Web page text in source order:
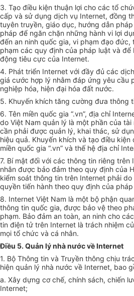
3. Tạo điều kiện thuận lợi cho các tổ
cấp và sử dụng dịch vụ Internet, đồng
tuyên truyền, giáo dục, hướng dẫn
pháp để ngăn chặn những hành vi lợi
đến an ninh quốc gia, vi phạm đạo đức,
phạm các quy định của pháp luật và để
động tiêu cực của Internet.
4. Phát triển Internet với đầy đủ các
giá cước hợp lý nhằm đáp ứng yêu cầu
nghiệp hóa, hiện đại hóa đất nước.
5. Khuyến khích tăng cường đưa thông
6. Tên miền quốc gia “.vn”, địa chỉ
do Việt Nam quản lý là một phần của
cần phải được quản lý, khai thác, sử
hiệu quả. Khuyến khích và tạo điều
miền quốc gia “.vn” và thế hệ địa chỉ
7. Bí mật đối với các thông tin riêng trên
nhân được bảo đảm theo quy định của
kiểm soát thông tin trên Internet phải
quyền tiến hành theo quy định của
8. Internet Việt Nam là một bộ phận
thông tin quốc gia, được bảo vệ theo
phạm. Bảo đảm an toàn, an ninh cho
tin điện tử trên Internet là trách nhiệm
mọi tổ chức và cá nhân.
Điều 5. Quản lý nhà nước về Internet
1. Bộ Thông tin và Truyền thông chịu
hiện quản lý nhà nước về Internet, bao
a. Xây dựng cơ chế, chính sách, chiến
Internet;